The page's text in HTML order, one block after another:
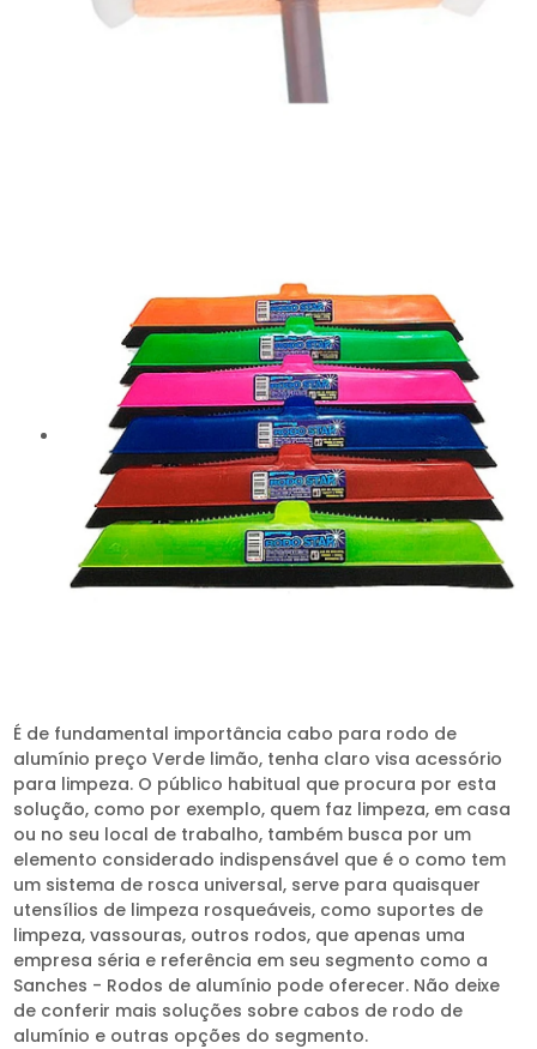
É de fundamental importância cabo para rodo de
alumínio preço Verde limão, tenha claro visa acessório
para limpeza. O público habitual que procura por esta
solução, como por exemplo, quem faz limpeza, em casa
ou no seu local de trabalho, também busca por um
elemento considerado indispensável que é o como tem
um sistema de rosca universal, serve para quaisquer
utensílios de limpeza rosqueáveis, como suportes de
limpeza, vassouras, outros rodos, que apenas uma
empresa séria e referência em seu segmento como a
Sanches - Rodos de alumínio pode oferecer. Não deixe
de conferir mais soluções sobre cabos de rodo de
alumínio e outras opções do segmento.